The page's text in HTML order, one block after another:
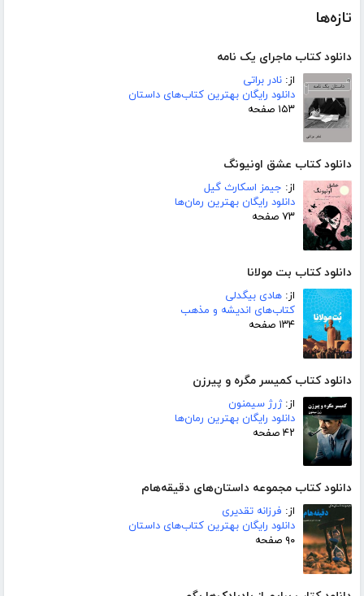
تازه‌ها
دانلود کتاب ماجرای یک نامه
از: نادر براتی
دانلود رایگان بهترین کتاب‌های داستان
۱۵۳ صفحه
دانلود کتاب عشق اونیونگ
از: جیمز اسکارث گیل
دانلود رایگان بهترین رمان‌ها
۷۳ صفحه
دانلود کتاب بت مولانا
از: هادی بیگدلی
کتاب‌های اندیشه و مذهب
۱۳۴ صفحه
دانلود کتاب کمیسر مگره و پیرزن
از:ژرژ سیمنون
دانلود رایگان بهترین رمان‌ها
۴۲ صفحه
دانلود کتاب مجموعه داستان‌های دقیقه‌هام
از: فرزانه تقدیری
دانلود رایگان بهترین کتاب‌های داستان
۹۰ صفحه